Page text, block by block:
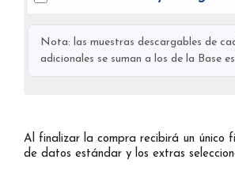
Nota: las muestras descargables de
adicionales se suman a los de la Base
Al finalizar la compra recibirá un único
de datos estándar y los extras